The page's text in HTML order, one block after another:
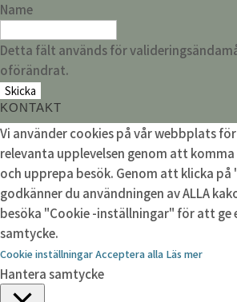
Name
Detta fält används för
oförändrat.
KONTAKT
Vi använder cookies på vår webbplats
relevanta upplevelsen genom att
och upprepa besök. Genom att klicka på
godkänner du användningen av ALLA
besöka "Cookie -inställningar" för att
samtycke.
Cookie inställningarAcceptera alla Läs mer
Hantera samtycke